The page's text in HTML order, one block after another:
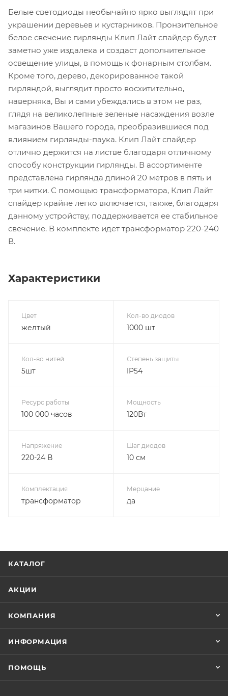
Белые светодиоды необычайно ярко выглядят при
украшении деревьев и кустарников. Пронзительное
белое свечение гирлянды Клип Лайт спайдер будет
заметно уже издалека и создаст дополнительное
освещение улицы, в помощь к фонарным столбам.
Кроме того, дерево, декорированное такой
гирляндой, выглядит просто восхитительно,
наверняка, Вы и сами убеждались в этом не раз,
глядя на великолепные зеленые насаждения возле
магазинов Вашего города, преобразившиеся под
влиянием гирлянды-паука. Клип Лайт спайдер
отлично держится на листве благодаря отличному
способу конструкции гирлянды. В ассортименте
представлена гирлянда длиной 20 метров в пять и
три нитки. С помощью трансформатора, Клип Лайт
спайдер крайне легко включается, также, благодаря
данному устройству, поддерживается ее стабильное
свечение. В комплекте идет трансформатор 220-240
В.
Характеристики
Цвет
желтый
Кол-во диодов
1000 шт
Кол-во нитей
5шт
Степень защиты
IP54
Ресурс работы
100 000 часов
Мощность
120Вт
Напряжение
220-24 В
Шаг диодов
10 см
Комплектация
трансформатор
Мерцание
да
КАТАЛОГ
АКЦИИ
КОМПАНИЯ
ИНФОРМАЦИЯ
ПОМОЩЬ